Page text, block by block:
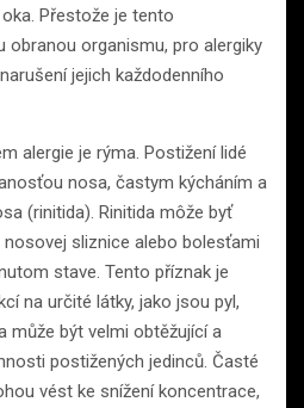
Přestože je tento
obranou organismu, pro alergiky
jejich každodenního
alergie je rýma. Postižení lidé
nosa, častym kýcháním a
(rinitida). Rinitida môže byť
sliznice alebo bolesťami
stave. Tento příznak je
na určité látky, jako jsou pyl,
může být velmi obtěžující a
postižených jedinců. Časté
vést ke snížení koncentrace,